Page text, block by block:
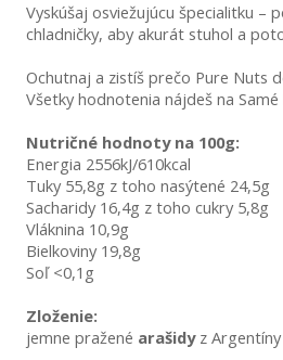
Vyskúšaj osviežujúcu špecialitku –
chladničky, aby akurát stuhol a
Ochutnaj a zistíš prečo Pure Nuts
Všetky hodnotenia nájdeš na Samé
Nutričné hodnoty na 100g:
Energia 2556kJ/610kcal
Tuky 55,8g z toho nasýtené 24,5g
Sacharidy 16,4g z toho cukry 5,8g
Vláknina 10,9g
Bielkoviny 19,8g
Soľ <0,1g
Zloženie:
jemne pražené arašidy z